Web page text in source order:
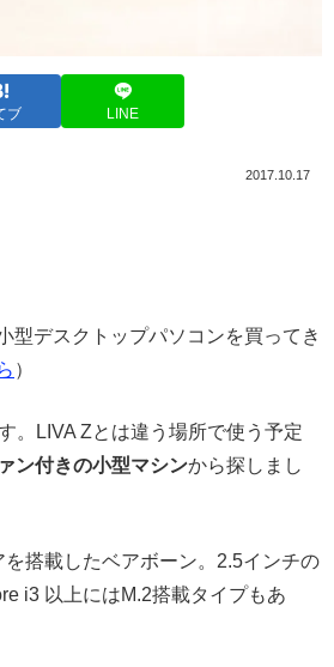
ブ LINE
2017.10.17
型デスクトップパソコンを買ってき
）
。LIVA Zとは違う場所で使う予定
ン付きの小型マシンから探しまし
搭載したベアボーン。2.5インチの
i3 以上にはM.2搭載タイプもあ